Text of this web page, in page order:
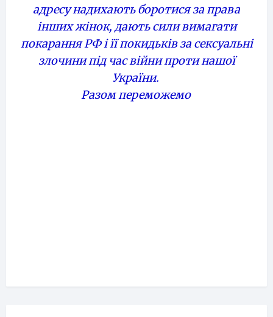
адресу надихають боротися за права
інших жінок, дають сили вимагати
покарання РФ і її покидьків за сексуальні
злочини під час війни проти нашої
України.
Разом переможемо